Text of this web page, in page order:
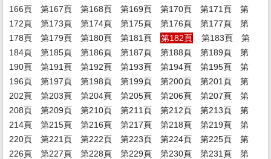
166頁
第167頁 第168頁 第169頁 第170頁 第171頁
第
172頁
第173頁 第174頁 第175頁 第176頁 第177頁
第
178頁
第179頁 第180頁 第181頁 第182頁 第183頁
第
184頁
第185頁 第186頁 第187頁 第188頁 第189頁
第
190頁
第191頁 第192頁 第193頁 第194頁 第195頁
第
196頁
第197頁 第198頁 第199頁 第200頁 第201頁
第
202頁
第203頁 第204頁 第205頁 第206頁 第207頁
第
208頁
第209頁 第210頁 第211頁 第212頁 第213頁
第
214頁
第215頁 第216頁 第217頁 第218頁 第219頁
第
220頁
第221頁 第222頁 第223頁 第224頁 第225頁
第
226頁
第227頁 第228頁 第229頁 第230頁 第231頁
第